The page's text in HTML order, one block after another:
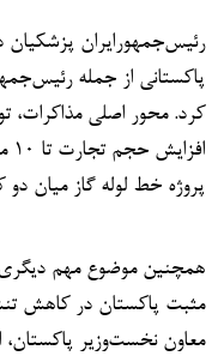
رئیس‌جمهورایران پزشکیان
پاکستانی از جمله
کرد. محور اصلی مذاکرات،
پروژه خط لوله گاز میان
همچنین موضوع مهم
مثبت پاکستان در کاهش
معاون نخست‌وزیر پاکستان،